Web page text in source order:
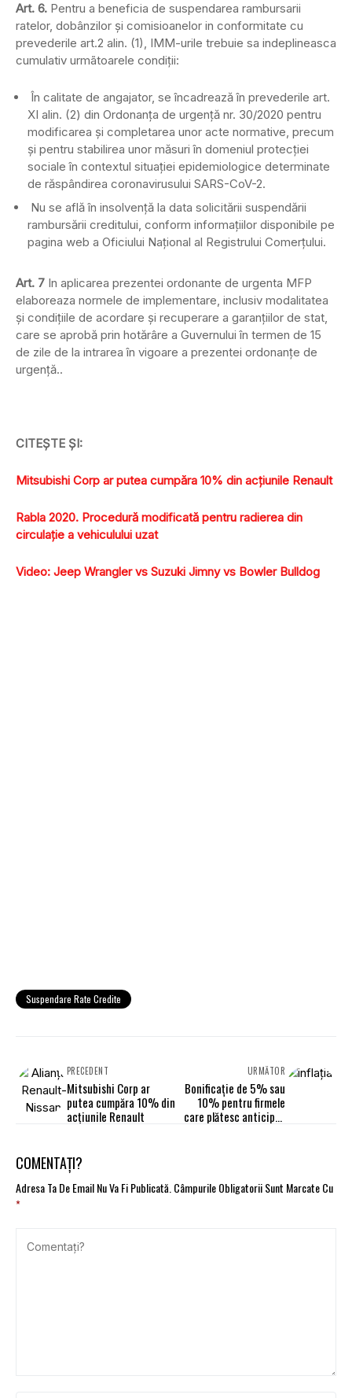
Art. 6. Pentru a beneficia de suspendarea rambursarii
ratelor, dobânzilor şi comisioanelor in conformitate cu
prevederile art.2 alin. (1), IMM-urile trebuie sa indeplineasca
cumulativ urmãtoarele condiţii:
În calitate de angajator, se încadrează în prevederile art.
XI alin. (2) din Ordonanţa de urgenţă nr. 30/2020 pentru
modificarea şi completarea unor acte normative, precum
şi pentru stabilirea unor măsuri în domeniul protecţiei
sociale în contextul situaţiei epidemiologice determinate
de răspândirea coronavirusului SARS-CoV-2.
Nu se află în insolvenţă la data solicitării suspendării
rambursării creditului, conform informaţiilor disponibile pe
pagina web a Oficiului Naţional al Registrului Comerţului.
Art. 7 In aplicarea prezentei ordonante de urgenta MFP
elaboreaza normele de implementare, inclusiv modalitatea
şi condiţiile de acordare şi recuperare a garanţiilor de stat,
care se aprobă prin hotărâre a Guvernului în termen de 15
de zile de la intrarea în vigoare a prezentei ordonanţe de
urgenţă..
CITEŞTE ŞI:
Mitsubishi Corp ar putea cumpăra 10% din acțiunile Renault
Rabla 2020. Procedură modificată pentru radierea din
circulaţie a vehiculului uzat
Video: Jeep Wrangler vs Suzuki Jimny vs Bowler Bulldog
Suspendare Rate Credite
PRECEDENT
Mitsubishi Corp ar
putea cumpăra 10% din
acțiunile Renault
URMĂTOR
Bonificaţie de 5% sau
10% pentru firmele
care plătesc anticipat
COMENTAȚI?
Adresa Ta De Email Nu Va Fi Publicată. Câmpurile Obligatorii Sunt Marcate Cu
*